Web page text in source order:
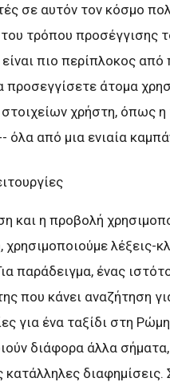
σε αυτόν τον κόσμο
τρόπου προσέγγισης
πιο περίπλοκος
προσεγγίσετε άτομα
χρήστη, όπως
όλα από μια ενιαία
και η προβολή
χρησιμοποιούμε λέξεις-
παράδειγμα, ένας
που κάνει αναζήτηση
για ένα ταξίδι στη
διάφορα άλλα
κατάλληλες